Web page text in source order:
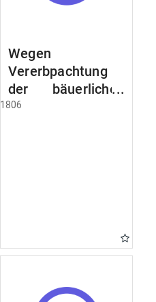
Wegen
Vererbpachtung
der bäuerlichen
Grundstücke und
1806